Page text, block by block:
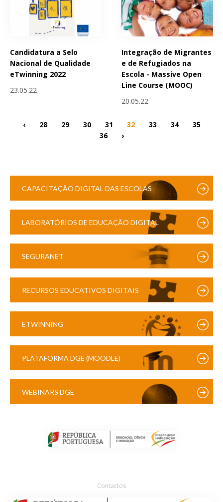
Candidatura a Selo
Nacional de Qualidade
eTwinning 2022
23.05.22
Integração de Migrantes
e de Refugiados na
Escola - Massive Open
Line Course (MOOC)
20.05.22
‹ 28 29 30 31 32 33 34
35
36
›
CAPACITAÇÃO DIGITAL DAS ESCOLAS
LABORATÓRIOS DE EDUCAÇÃO DIGITAL
SEGURANET
RECURSOS EDUCATIVOS DIGITAIS
ETWINNING
PLATAFORMA DGE (MOODLE)
WEBINARS DGE
Contactos